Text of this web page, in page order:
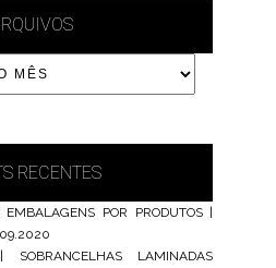
RECENTES
POR PRODUTOS |
LAMINADAS